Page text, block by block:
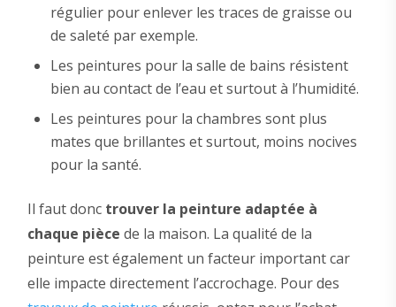
régulier pour enlever les traces de graisse ou
de saleté par exemple.
Les peintures pour la salle de bains résistent
bien au contact de l’eau et surtout à l’humidité.
Les peintures pour la chambres sont plus
mates que brillantes et surtout, moins nocives
pour la santé.
Il faut donc trouver la peinture adaptée à
chaque pièce de la maison. La qualité de la
peinture est également un facteur important car
elle impacte directement l’accrochage. Pour des